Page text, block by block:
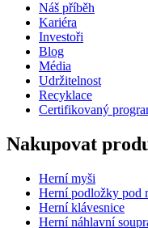
Náš příběh
Kariéra
Investoři
Blog
Média
Udržitelnost
Recyklace
Certifikovaný
Nakupovat
Herní myši
Herní podložky pod
Herní klávesnice
Herní náhlavní